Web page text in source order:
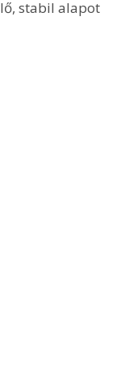
stabil alapot